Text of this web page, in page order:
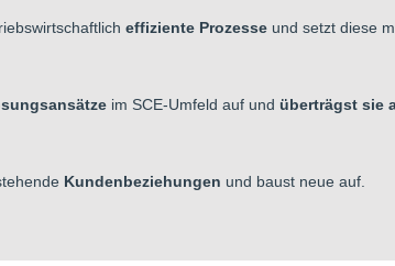
effiziente Prozesse und setzt diese
im SCE-Umfeld auf und überträgst sie
Kundenbeziehungen und baust neue auf.